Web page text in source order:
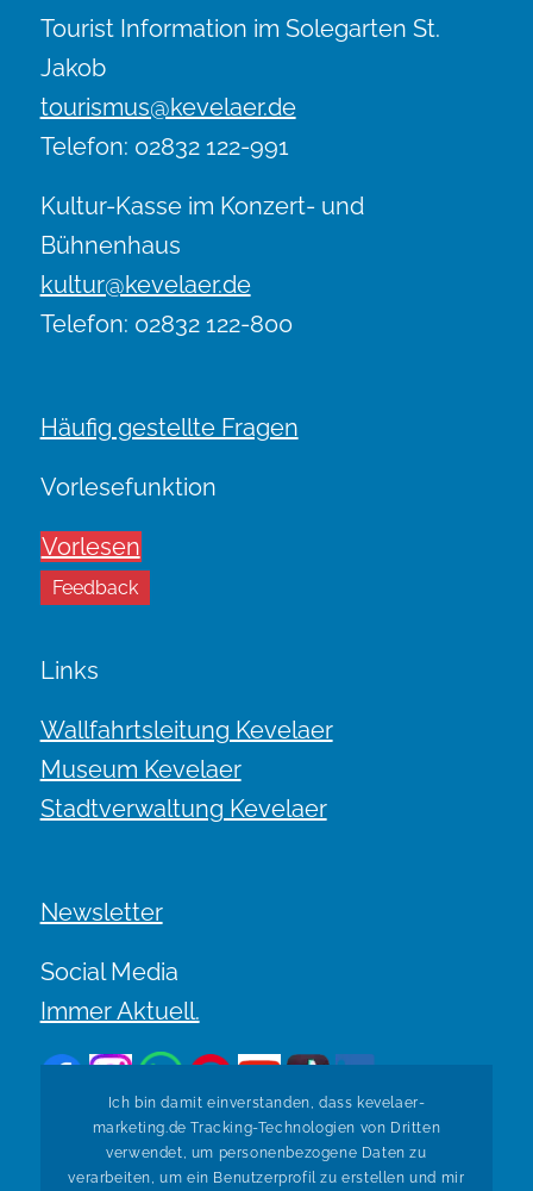
Tourist Information im Solegarten St.
Jakob
tourismus@kevelaer.de
Telefon: 02832 122-991
Kultur-Kasse im Konzert- und
Bühnenhaus
kultur@kevelaer.de
Telefon: 02832 122-800
Häufig gestellte Fragen
Vorlesefunktion
Vorlesen
Feedback
Links
Wallfahrtsleitung Kevelaer
Museum Kevelaer
Stadtverwaltung Kevelaer
Newsletter
Social Media
Immer Aktuell.
Zurück zur Übersicht
Ich bin damit einverstanden, dass kevelaer-
marketing.de Tracking-Technologien von Dritten
verwendet, um personenbezogene Daten zu
verarbeiten, um ein Benutzerprofil zu erstellen und mir